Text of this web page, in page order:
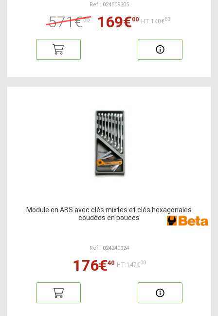
Ref : 024509305
571€56 169€00 HT:140€83
Module en ABS avec clés mixtes et clés hexagonales
coudées en pouces
Ref : 024240024
176€40 HT:147€00